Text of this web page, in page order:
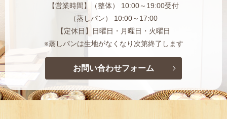
【営業時間】（整体） 10:00～19:00受付
（蒸しパン） 10:00～17:00
【定休日】日曜日・月曜日・火曜日
※蒸しパンは生地がなくなり次第終了します
お問い合わせフォーム